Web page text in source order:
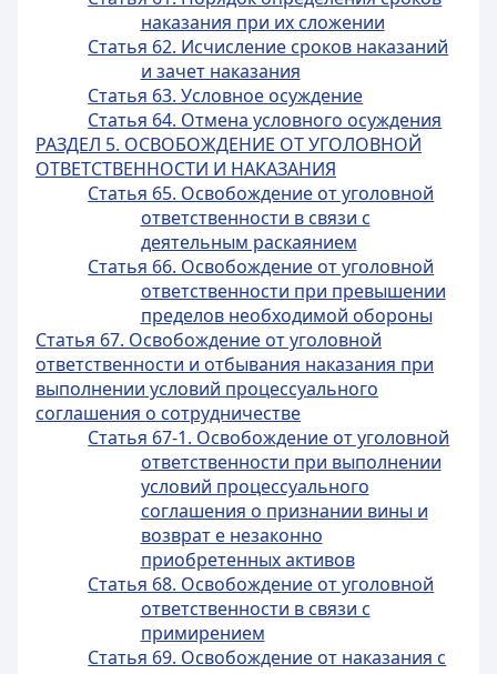
наказания при их сложении
Статья 62. Исчисление сроков наказаний
и зачет наказания
Статья 63. Условное осуждение
Статья 64. Отмена условного осуждения
РАЗДЕЛ 5. ОСВОБОЖДЕНИЕ ОТ УГОЛОВНОЙ
ОТВЕТСТВЕННОСТИ И НАКАЗАНИЯ
Статья 65. Освобождение от уголовной
ответственности в связи с
деятельным раскаянием
Статья 66. Освобождение от уголовной
ответственности при превышении
пределов необходимой обороны
Статья 67. Освобождение от уголовной
ответственности и отбывания наказания при
выполнении условий процессуального
соглашения о сотрудничестве
Статья 67-1. Освобождение от уголовной
ответственности при выполнении
условий процессуального
соглашения о признании вины и
возврат е незаконно
приобретенных активов
Статья 68. Освобождение от уголовной
ответственности в связи с
примирением
Статья 69. Освобождение от наказания с